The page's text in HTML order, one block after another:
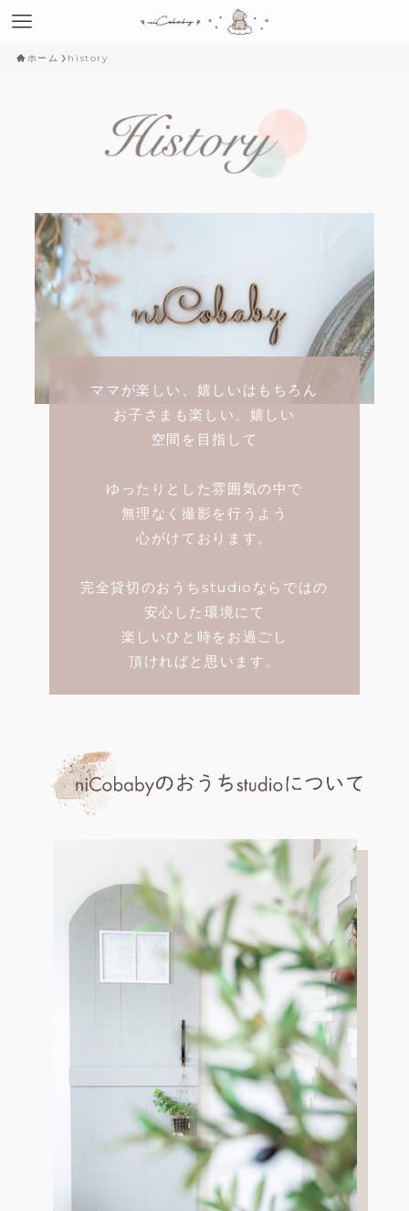
ホーム history
ママが楽しい、嬉しいはもちろん
お子さまも楽しい、嬉しい
空間を目指して
ゆったりとした雰囲気の中で
無理なく撮影を行うよう
心がけております。
完全貸切のおうちstudioならではの
安心した環境にて
楽しいひと時をお過ごし
頂ければと思います。